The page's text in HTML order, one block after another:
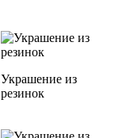
Украшение из
резинок